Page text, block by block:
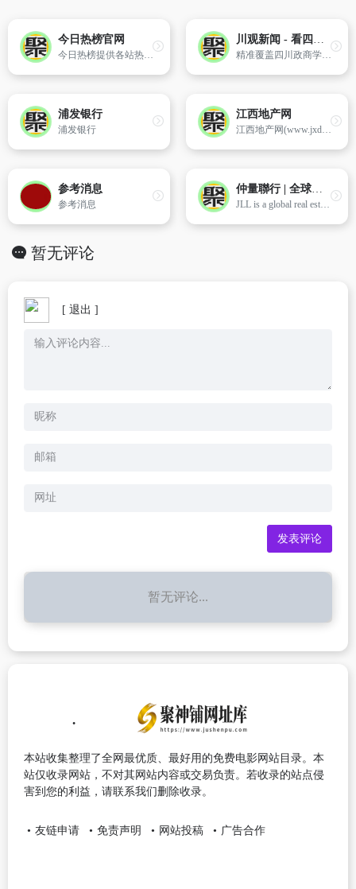
今日热榜官网
今日热榜提供各站热榜聚合：微信、今日头条、百度、知乎、V2EX、微博、贴吧、豆瓣、天涯、虎扑、Github、抖音...追踪全网热点、简单高效阅读。
川观新闻 - 看四川，观天下
精准覆盖四川政商学界中高端人群，迅速成长为四川党政客户端和有影响力的区域外宣新平台。
浦发银行
浦发银行
江西地产网
江西地产网(www.jxdcw.com)成立于2005年3月,前身为南昌房网（www.ncfw.cn）；在开通之际立足南昌,服务江西省各地区；经过8年的发展,江西地产网已经在南昌市民中树立良好的口碑,已成为南昌市民买房、卖房、上网找房首选网站,并于2009年4月成立江西地产网络联盟,邀请全省各城市当地最好的房地产网站结成战略同盟。
参考消息
参考消息
仲量聯行 | 全球商業房地產服務 | 投資管理
JLL is a global real estate services firm specialising in commercial property and investment management, providing services for real estate owners, occupiers and investors worldwide
暂无评论
[ 退出 ]
暂无评论...
本站收集整理了全网最优质、最好用的免费电影网站目录。本
站仅收录网站，不对其网站内容或交易负责。若收录的站点侵
害到您的利益，请联系我们删除收录。
友链申请 免责声明 网站投稿 广告合作